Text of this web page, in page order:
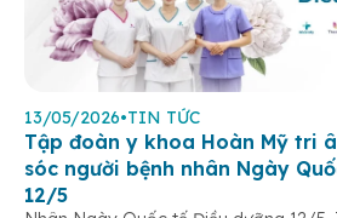
13/05/2026•TIN TỨC
Tập đoàn y khoa Hoàn Mỹ tri
sóc người bệnh nhân Ngày
12/5